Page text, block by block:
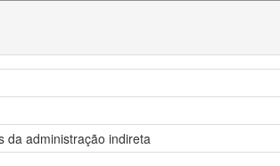
da administração indireta